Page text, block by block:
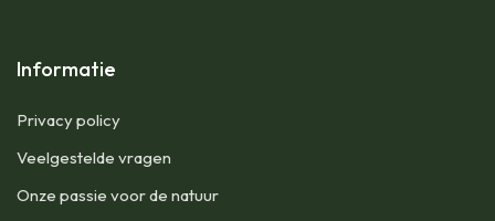
Informatie
Privacy policy
Veelgestelde vragen
Onze passie voor de natuur